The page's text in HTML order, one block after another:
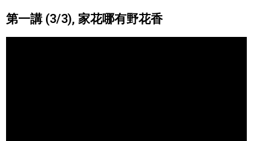
第一講 (3/3), 家花哪有野花香